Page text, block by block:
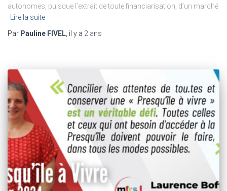
autonomes, puisque l’extrait de toute financiarisation, d’un marché
Lire la suite
Par Pauline FIVEL, il y a 2 ans